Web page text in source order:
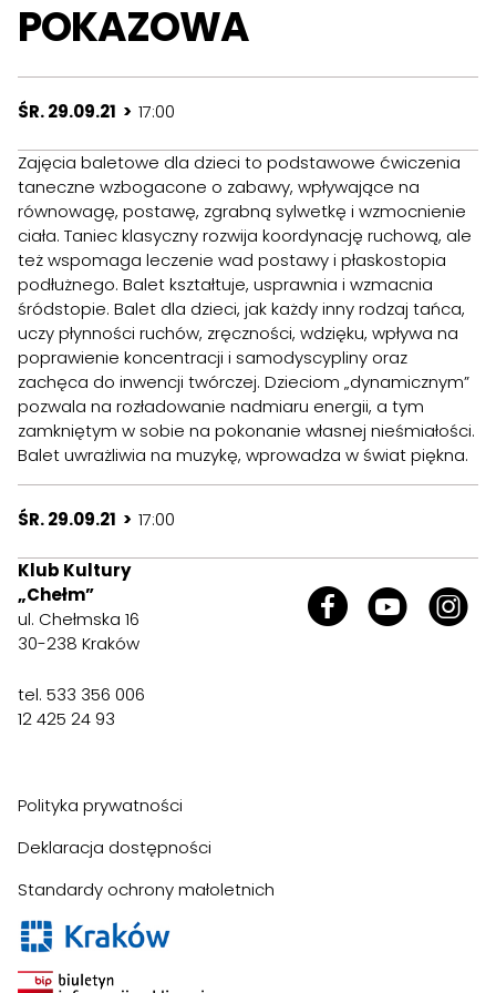
POKAZOWA
ŚR. 29.09.21 > 17:00
Zajęcia baletowe dla dzieci to podstawowe ćwiczenia
taneczne wzbogacone o zabawy, wpływające na
równowagę, postawę, zgrabną sylwetkę i wzmocnienie
ciała. Taniec klasyczny rozwija koordynację ruchową, ale
też wspomaga leczenie wad postawy i płaskostopia
podłużnego. Balet kształtuje, usprawnia i wzmacnia
śródstopie. Balet dla dzieci, jak każdy inny rodzaj tańca,
uczy płynności ruchów, zręczności, wdzięku, wpływa na
poprawienie koncentracji i samodyscypliny oraz
zachęca do inwencji twórczej. Dzieciom „dynamicznym”
pozwala na rozładowanie nadmiaru energii, a tym
zamkniętym w sobie na pokonanie własnej nieśmiałości.
Balet uwrażliwia na muzykę, wprowadza w świat piękna.
ŚR. 29.09.21 > 17:00
Klub Kultury
„Chełm”
ul. Chełmska 16
30-238 Kraków
tel. 533 356 006
12 425 24 93
Polityka prywatności
Deklaracja dostępności
Standardy ochrony małoletnich